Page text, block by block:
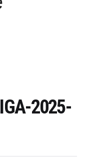
2025-